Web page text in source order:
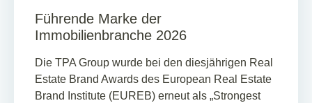
Führende Marke der
Immobilienbranche 2026
Die TPA Group wurde bei den diesjährigen Real
Estate Brand Awards des European Real Estate
Brand Institute (EUREB) erneut als „Strongest